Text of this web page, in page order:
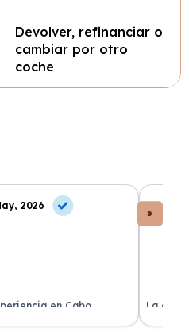
Devolver, refinanciar o
cambiar por otro
coche
2026
en Cabo
condiciones y sin
La
de